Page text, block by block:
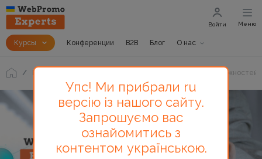
Курсы Конференции B2B Блог О нас
Войти Меню
Блог Самый простой способ для поиска новых возможностей
Упс! Ми прибрали ru
версію із нашого сайту.
Запрошуємо вас
ознайомитись з
контентом українською.